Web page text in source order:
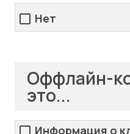
Нет
Оффлайн-
это...
Информация о